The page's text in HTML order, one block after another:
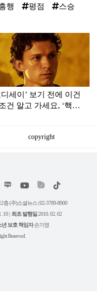
행 평점
스승
디세이’ 보기 전에 이건
건 알고 가세요, ‘핵심
copyright
위
트
유
튜
틱
(주)소셜뉴스 | 02-3789-8900
10 | 최초 발행일 2010. 02. 02
년 보호 책임자손기영
Reserved.